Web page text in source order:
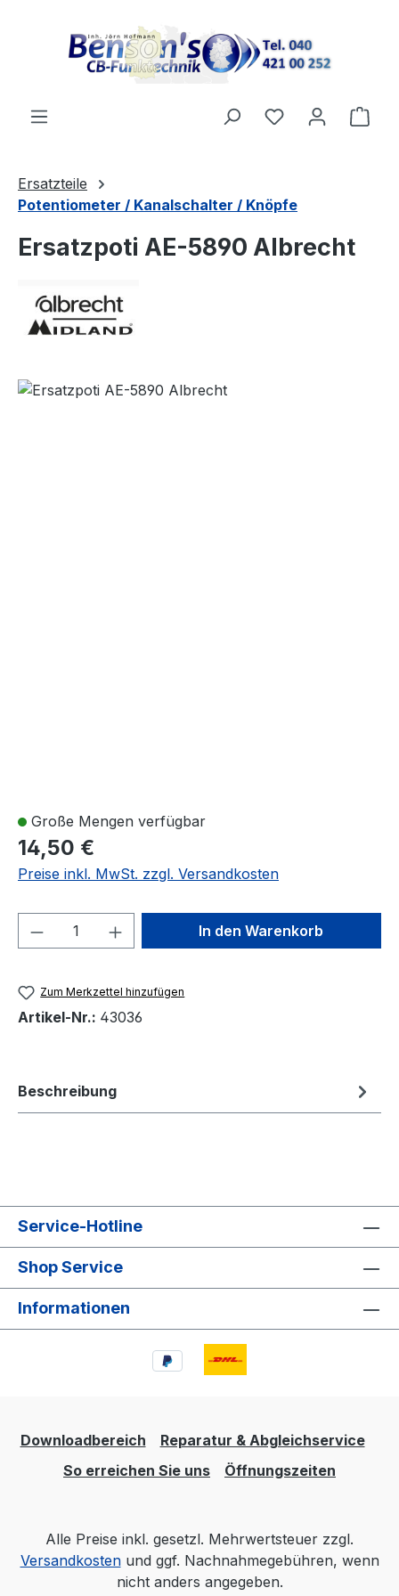
Ersatzteile
Potentiometer / Kanalschalter / Knöpfe
Ersatzpoti AE-5890 Albrecht
Bildergalerie überspringen
Große Mengen verfügbar
14,50 €
Preise inkl. MwSt. zzgl. Versandkosten
Produkt Anzahl: Gib denIn den Warenkorb
Zum Merkzettel hinzufügen
Artikel-Nr.: 43036
Beschreibung
Service-Hotline
Shop Service
Informationen
Downloadbereich
Reparatur & Abgleichservice
So erreichen Sie uns
Öffnungszeiten
Alle Preise inkl. gesetzl. Mehrwertsteuer zzgl.
Versandkostenund ggf. Nachnahmegebühren, wenn
nicht anders angegeben.